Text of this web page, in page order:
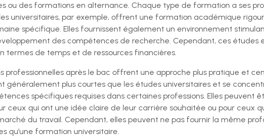
ou des formations en alternance. Chaque type de formation a ses
universitaires, par exemple, offrent une formation académique
spécifique. Elles fournissent également un environnement
des compétences de recherche. Cependant, ces études
termes de temps et de ressources financières.
professionnelles après le bac offrent une approche plus pratique et
généralement plus courtes que les études universitaires et se
spécifiques requises dans certaines professions. Elles peuvent
ceux qui ont une idée claire de leur carrière souhaitée ou pour ceux
du travail. Cependant, elles peuvent ne pas fournir la même
qu’une formation universitaire.